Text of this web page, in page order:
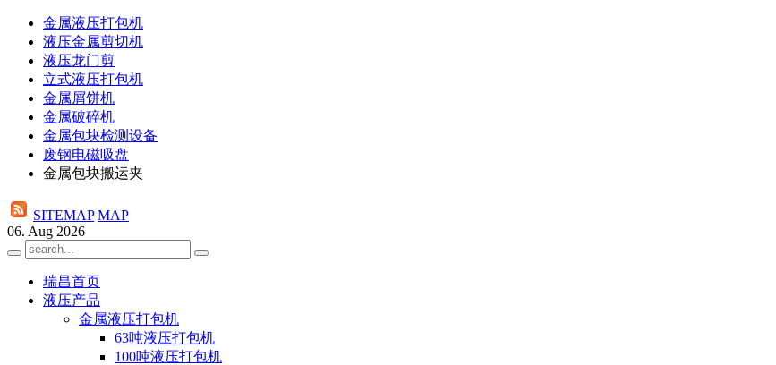
金属液压打包机
液压金属剪切机
液压龙门剪
立式液压打包机
金属屑饼机
金属破碎机
金属包块检测设备
废钢电磁吸盘
金属包块搬运夹
SITEMAP MAP
06. Aug 2026
瑞昌首页
液压产品
金属液压打包机
63吨液压打包机
100吨液压打包机